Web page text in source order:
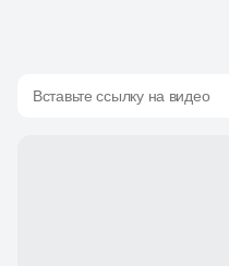
Вставьте ссылку на видео